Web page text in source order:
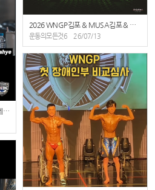
2026 WNGP김포 & MUSA김포 & ANBC김포 무대디자인 공개
운동의모든것6 26/07/13
WNGP & MUSA 무대를 더욱 빛나게 만드는 MC 다혜님